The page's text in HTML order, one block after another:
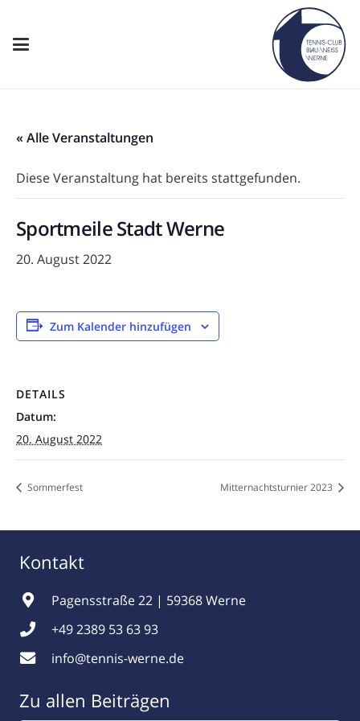
« Alle Veranstaltungen
Diese Veranstaltung hat bereits stattgefunden.
Sportmeile Stadt Werne
20. August 2022
Zum Kalender hinzufügen
DETAILS
Datum:
20. August 2022
Sommerfest Mitternachtsturnier 2023
Kontakt
Pagensstraße 22 | 59368 Werne
+49 2389 53 63 93
info@tennis-werne.de
Zu allen Beiträgen